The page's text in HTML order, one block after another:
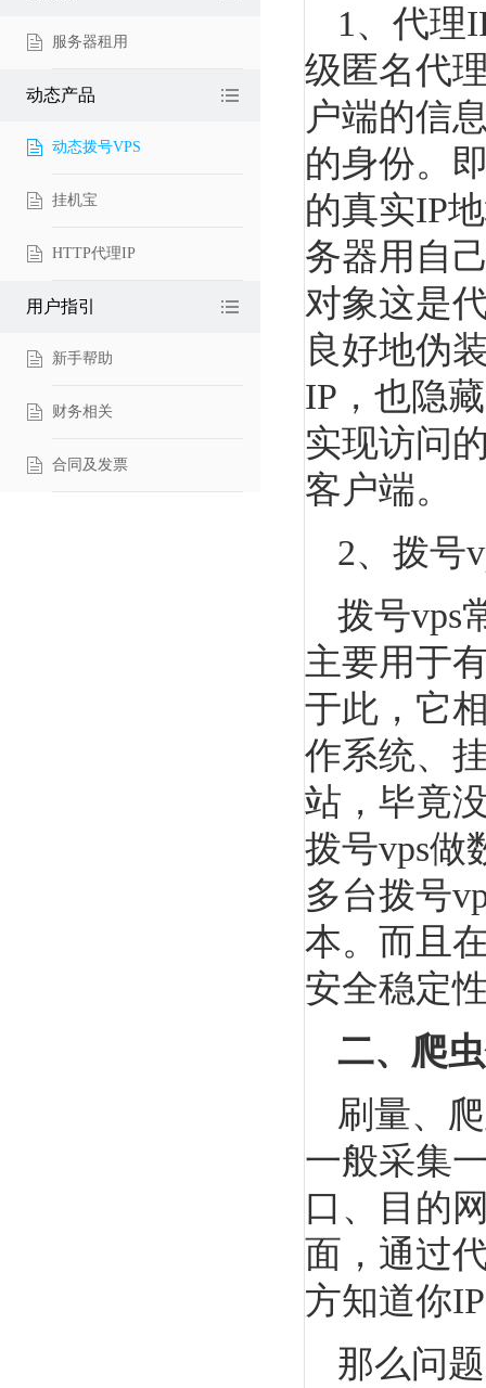
服务器租用
动态产品
动态拨号VPS
挂机宝
HTTP代理IP
用户指引
新手帮助
财务相关
合同及发票
1、代理
级匿名代
户端的信
的身份。
的真实IP
务器用自
对象这是
良好地伪
IP，也隐
实现访问
客户端。
2、拨号
拨号vps
主要用于
于此，它
作系统、
站，毕竟
拨号vps做
多台拨号
本。而且
安全稳定
二、爬
刷量、
一般采集
口、目的
面，通过
方知道你
那么问